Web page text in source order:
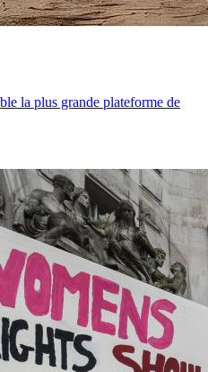
la plus grande plateforme de